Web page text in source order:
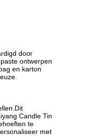
door
ontwerpen
en karton
Candle Tin
te
met